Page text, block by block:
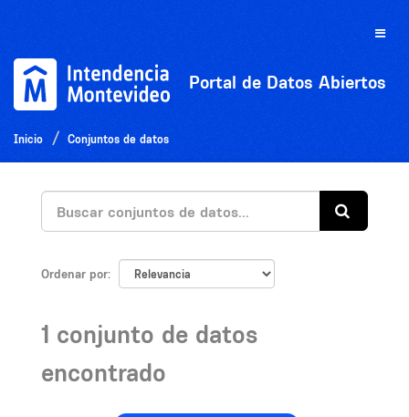
Toggle
Portal de Datos Abiertos
Inicio Conjuntos de datos
Ordenar por
1 conjunto de datos
encontrado